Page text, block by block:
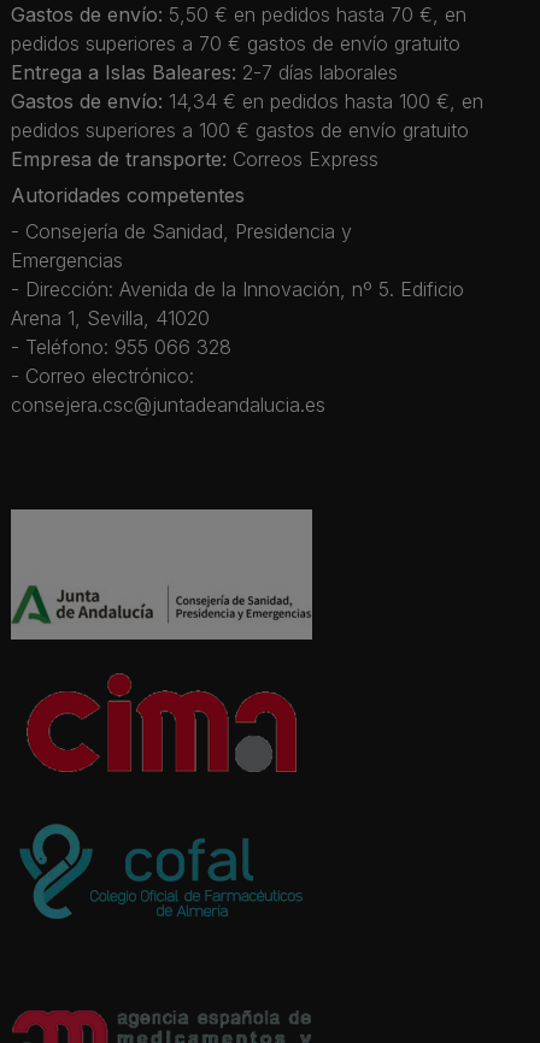
Gastos de envío: 5,50 € en pedidos hasta 70 €, en
pedidos superiores a 70 € gastos de envío gratuito
Entrega a Islas Baleares: 2-7 días laborales
Gastos de envío: 14,34 € en pedidos hasta 100 €, en
pedidos superiores a 100 € gastos de envío gratuito
Empresa de transporte: Correos Express
Autoridades competentes
- Consejería de Sanidad, Presidencia y
Emergencias
- Dirección: Avenida de la Innovación, nº 5. Edificio
Arena 1, Sevilla, 41020
- Teléfono: 955 066 328
- Correo electrónico:
consejera.csc@juntadeandalucia.es